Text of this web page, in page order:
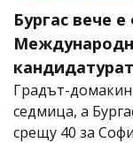
Бургас вече
Градът-
седмица, а
срещу 40 за